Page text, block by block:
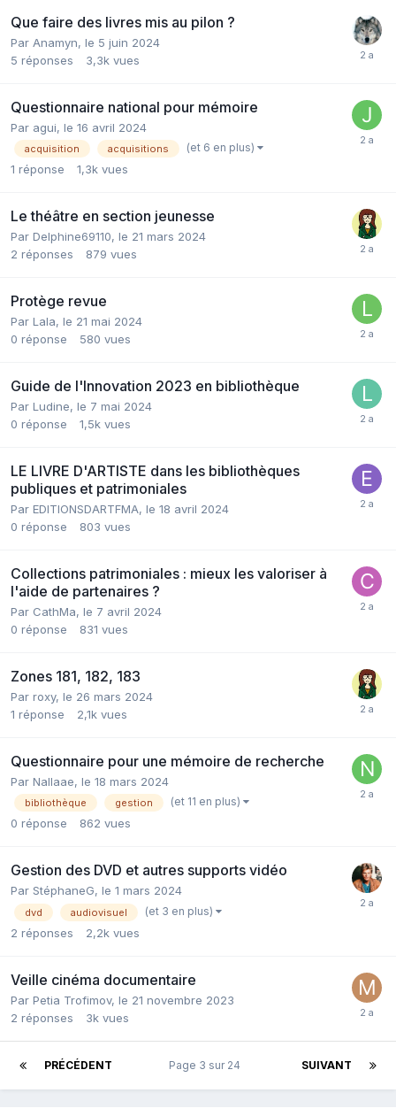
Que faire des livres mis au pilon ?
Par Anamyn, le 5 juin 2024
5 réponses 3,3k vues
Questionnaire national pour mémoire
Par agui, le 16 avril 2024
acquisition acquisitions (et 6 en plus)
1 réponse 1,3k vues
Le théâtre en section jeunesse
Par Delphine69110, le 21 mars 2024
2 réponses 879 vues
Protège revue
Par Lala, le 21 mai 2024
0 réponse 580 vues
Guide de l'Innovation 2023 en bibliothèque
Par Ludine, le 7 mai 2024
0 réponse 1,5k vues
LE LIVRE D'ARTISTE dans les bibliothèques
publiques et patrimoniales
Par EDITIONSDARTFMA, le 18 avril 2024
0 réponse 803 vues
Collections patrimoniales : mieux les valoriser à
l'aide de partenaires ?
Par CathMa, le 7 avril 2024
0 réponse 831 vues
Zones 181, 182, 183
Par roxy, le 26 mars 2024
1 réponse 2,1k vues
Questionnaire pour une mémoire de recherche
Par Nallaae, le 18 mars 2024
bibliothèque gestion (et 11 en plus)
0 réponse 862 vues
Gestion des DVD et autres supports vidéo
Par StéphaneG, le 1 mars 2024
dvd audiovisuel (et 3 en plus)
2 réponses 2,2k vues
Veille cinéma documentaire
Par Petia Trofimov, le 21 novembre 2023
2 réponses 3k vues
PRÉCÉDENT SUIVANT
Page 3 sur 24